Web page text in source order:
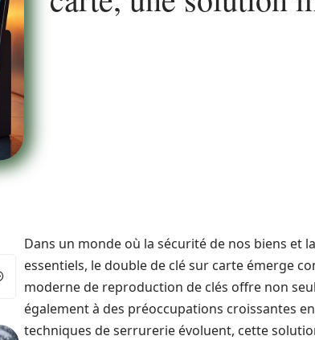
Dans un monde où la sécurité de nos biens et
essentiels, le double de clé sur carte émerge
moderne de reproduction de clés offre non
également à des préoccupations croissantes
techniques de serrurerie évoluent, cette